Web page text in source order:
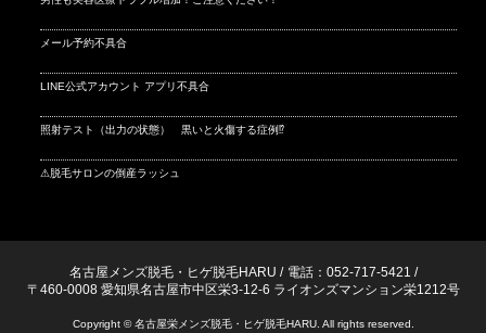
メール予約不具合
LINE公式アカウント アプリ不具合
照射テスト（出力の状態） 黒いと火傷する症例⁉
⚠脱毛サロンの倒産ラッシュ
名古屋メンズ脱毛・ヒゲ脱毛HARU / 電話：052-717-5421 /
〒460-0008 愛知県名古屋市中区栄3-12-6 ライオンズマンション栄1212号
Copyright © 名古屋栄メンズ脱毛・ヒゲ脱毛HARU. All rights reserved.